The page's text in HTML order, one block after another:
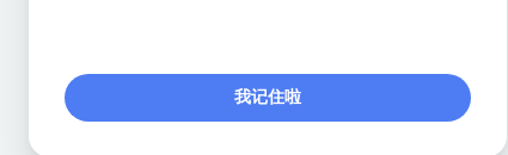
我记住啦